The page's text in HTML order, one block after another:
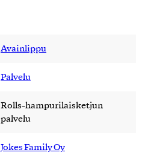
Avainlippu
Palvelu
Rolls-hampurilaisketjun
palvelu
Jokes Family Oy